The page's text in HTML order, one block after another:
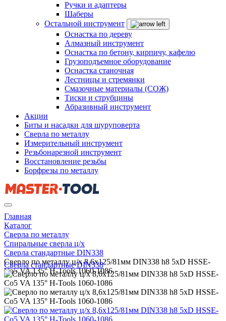
Ручки и адаптеры
Шаберы
Остальной инструмент
Оснастка по дереву
Алмазный инструмент
Оснастка по бетону, кирпичу, кафелю
Грузоподъемное оборудование
Оснастка станочная
Лестницы и стремянки
Смазочные материалы (СОЖ)
Тиски и струбцины
Абразивный инструмент
Акции
Биты и насадки для шуруповерта
Сверла по металлу
Измерительный инструмент
Резьбонарезной инструмент
Восстановление резьбы
Борфрезы по металлу
Главная
Каталог
Сверла по металлу
Спиральные сверла ц/х
Сверла стандартные DIN338
Сверло по металлу ц/х 8,6x125/81мм DIN338 h8 5xD HSSE-
Co5 VA 135° H-Tools 1060-1086
Сверла стандартные DIN338